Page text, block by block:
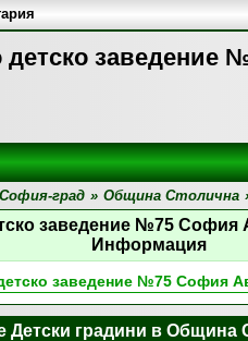
детско
град » Община Столична
заведение №75 София
Информация
заведение №75 София
Детски градини в Община